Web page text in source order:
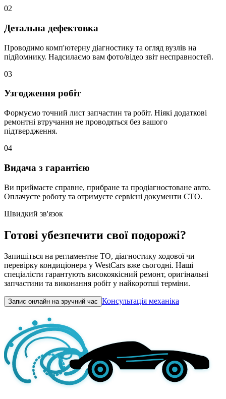
02
Детальна дефектовка
Проводимо комп'ютерну діагностику та огляд вузлів на
підйомнику. Надсилаємо вам фото/відео звіт несправностей.
03
Узгодження робіт
Формуємо точний лист запчастин та робіт. Ніякі додаткові
ремонтні втручання не проводяться без вашого
підтвердження.
04
Видача з гарантією
Ви приймаєте справне, прибране та продіагностоване авто.
Оплачуєте роботу та отримуєте сервісні документи СТО.
Швидкий зв'язок
Готові убезпечити свої подорожі?
Запишіться на регламентне ТО, діагностику ходової чи
перевірку кондиціонера у WestCars вже сьогодні. Наші
спеціалісти гарантують високоякісний ремонт, оригінальні
запчастини та виконання робіт у найкоротші терміни.
Запис онлайн на зручний час Консультація механіка